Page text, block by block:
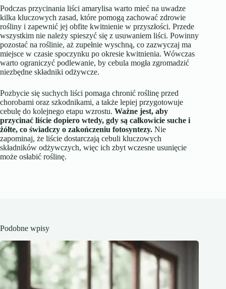
Podczas przycinania liści amarylisa warto mieć na uwadze
kilka kluczowych zasad, które pomogą zachować zdrowie
rośliny i zapewnić jej obfite kwitnienie w przyszłości. Przede
wszystkim nie należy spieszyć się z usuwaniem liści. Powinny
pozostać na roślinie, aż zupełnie wyschną, co zazwyczaj ma
miejsce w czasie spoczynku po okresie kwitnienia. Wówczas
warto ograniczyć podlewanie, by cebula mogła zgromadzić
niezbędne składniki odżywcze.
Pozbycie się suchych liści pomaga chronić roślinę przed
chorobami oraz szkodnikami, a także lepiej przygotowuje
cebulę do kolejnego etapu wzrostu. Ważne jest, aby
przycinać liście dopiero wtedy, gdy są całkowicie suche i
żółte, co świadczy o zakończeniu fotosyntezy. Nie
zapominaj, że liście dostarczają cebuli kluczowych
składników odżywczych, więc ich zbyt wczesne usunięcie
może osłabić roślinę.
Podobne wpisy